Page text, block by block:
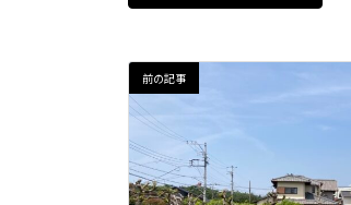
前の記事